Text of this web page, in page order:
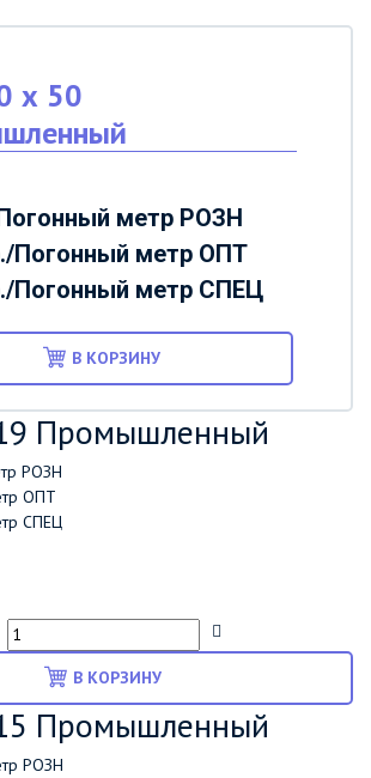
х 50
метр РОЗН
Погонный метр ОПТ
Погонный метр СПЕЦ
В КОРЗИНУ
Промышленный
РОЗН
ОПТ
СПЕЦ
В КОРЗИНУ
Промышленный
РОЗН